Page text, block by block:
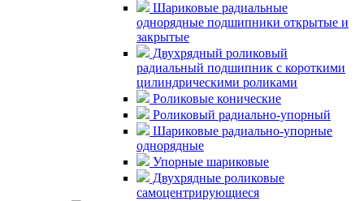
Шариковые радиальные
однорядные подшипники открытые и
закрытые
Двухрядный роликовый
радиальный подшипник с короткими
цилиндрическими роликами
Роликовые конические
Роликовый радиально-упорный
Шариковые радиально-упорные
однорядные
Упорные шариковые
Двухрядные роликовые
самоцентрирующиеся